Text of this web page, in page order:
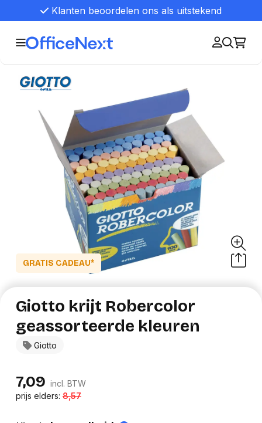
Klanten beoordelen ons als uitstekend
GRATIS CADEAU*
Giotto
Giotto krijt Robercolor
geassorteerde kleuren
7,09 incl. BTW
prijs elders:8,57